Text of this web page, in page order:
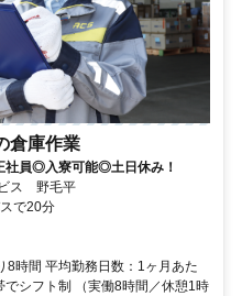
倉庫作業
社員◎入寮可能◎土日休み！
ス 野毛平
で20分
8時間 平均勤務日数：1ヶ月あた
シフト制 （実働8時間／休憩1時